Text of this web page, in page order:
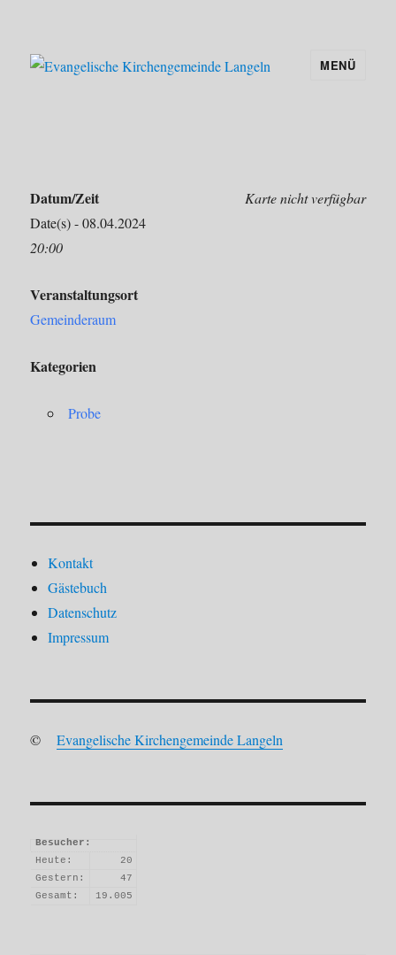
MENÜ
Karte nicht verfügbar
Datum/Zeit
Date(s) - 08.04.2024
20:00
Veranstaltungsort
Gemeinderaum
Kategorien
Probe
Kontakt
Gästebuch
Datenschutz
Impressum
©Evangelische Kirchengemeinde Langeln
Besucher:
Heute:
20
Gestern:
47
Gesamt:
19.005